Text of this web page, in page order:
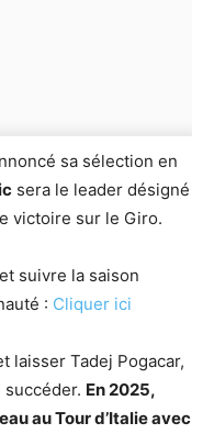
sa sélection en
sera le leader désigné
victoire sur le Giro.
suivre la saison
: Cliquer ici
laisser Tadej Pogacar,
succéder. En 2025,
au Tour d’Italie avec